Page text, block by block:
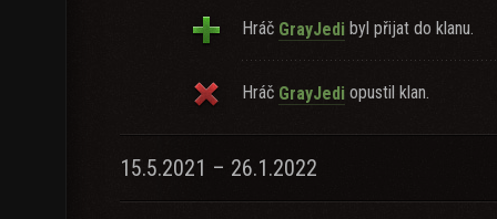
Hráč GrayJedi byl přijat do klanu.
Hráč GrayJedi opustil klan.
15.5.2021 – 26.1.2022